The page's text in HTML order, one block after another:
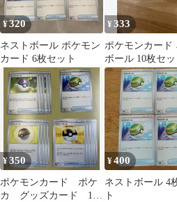
¥320
ネストボール ポケモン
カード 6枚セット
¥333
ポケモンカード
ボール 10枚セッ
¥350
ポケモンカード ポケ
カ グッズカード 15
¥400
ネストボール 4
ト